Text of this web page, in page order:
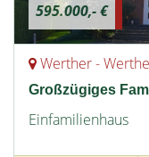
595.000,- €
Werther -
Großzügiges
Einfamilienhaus